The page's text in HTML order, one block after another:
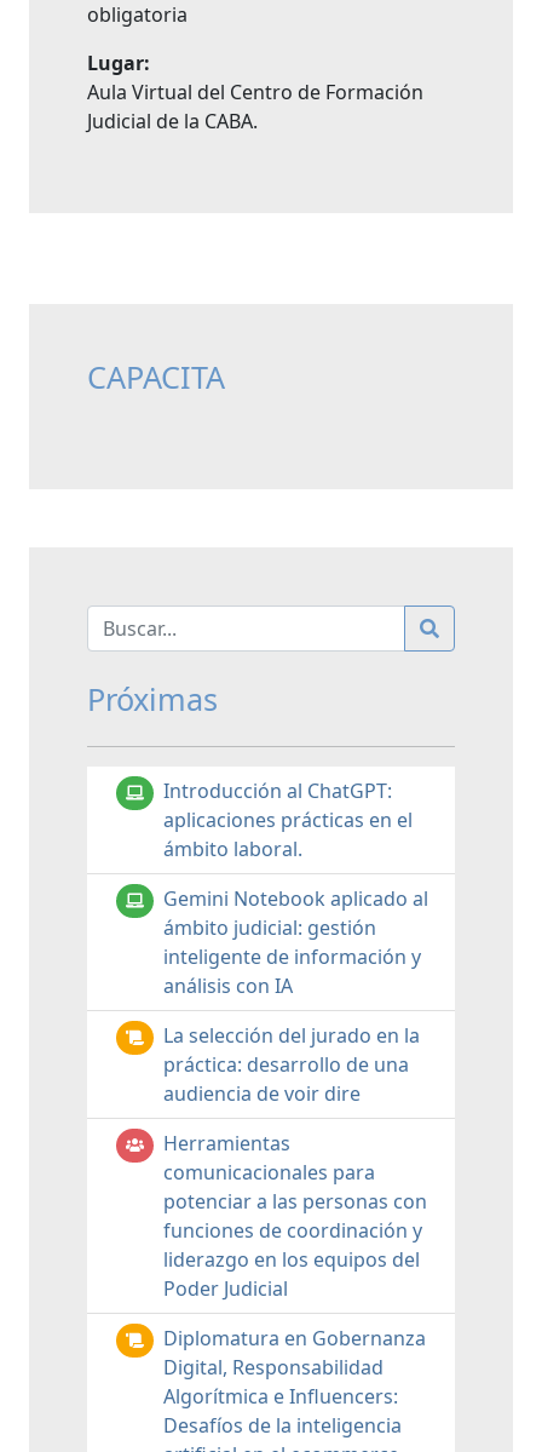
obligatoria
Lugar:
Aula Virtual del Centro de Formación
Judicial de la CABA.
CAPACITA
Próximas
Introducción al ChatGPT:
aplicaciones prácticas en el
ámbito laboral.
Gemini Notebook aplicado al
ámbito judicial: gestión
inteligente de información y
análisis con IA
La selección del jurado en la
práctica: desarrollo de una
audiencia de voir dire
Herramientas
comunicacionales para
potenciar a las personas con
funciones de coordinación y
liderazgo en los equipos del
Poder Judicial
Diplomatura en Gobernanza
Digital, Responsabilidad
Algorítmica e Influencers:
Desafíos de la inteligencia